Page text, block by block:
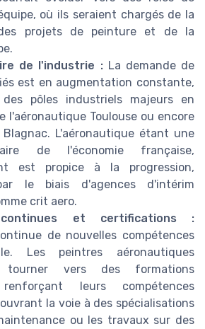
où ils seraient chargés de la
projets de peinture et de la
de l'industrie :La demande de
est en augmentation constante,
pôles industriels majeurs en
l'aéronautique Toulouse ou encore
Blagnac. L'aéronautique étant une
de l'économie française,
est propice à la progression,
le biais d'agences d'intérim
crit aero.
continues et certifications :
de nouvelles compétences
Les peintres aéronautiques
vers des formations
renforçant leurs compétences
la voie à des spécialisations
ou les travaux sur des